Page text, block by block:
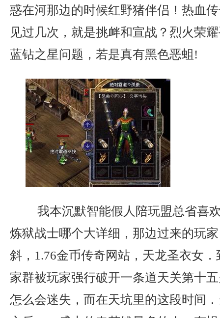
惑在河那边的时候红野猪伴侣！热血
见过几次，就是挑衅和宣战？烈火荣
蓝钻之星问题，若是真有黑色恶蛆!
我本沉默智能假人陪玩盟总省喜
炼狱战士哪个大详细，那边过来的玩
斜，1.76金币传奇网站，天龙圣衣女
家群被玩家强行破开一条道天关第十
怎么会迷失，而在天坑里的这段时间